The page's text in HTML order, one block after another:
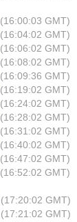
(16:00:03 GMT)
(16:04:02 GMT)
(16:06:02 GMT)
(16:08:02 GMT)
(16:09:36 GMT)
(16:19:02 GMT)
(16:24:02 GMT)
(16:28:02 GMT)
(16:31:02 GMT)
(16:40:02 GMT)
(16:47:02 GMT)
(16:52:02 GMT)
(17:20:02 GMT)
(17:21:02 GMT)